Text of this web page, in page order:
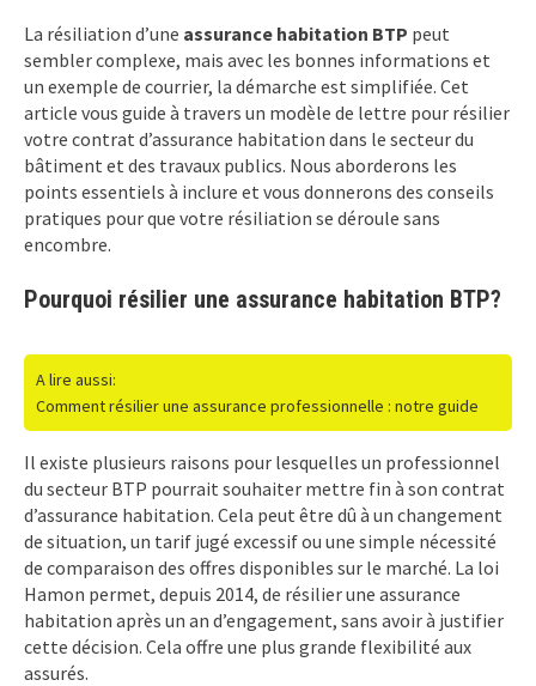
La résiliation d’une assurance habitation BTP peut
sembler complexe, mais avec les bonnes informations et
un exemple de courrier, la démarche est simplifiée. Cet
article vous guide à travers un modèle de lettre pour résilier
votre contrat d’assurance habitation dans le secteur du
bâtiment et des travaux publics. Nous aborderons les
points essentiels à inclure et vous donnerons des conseils
pratiques pour que votre résiliation se déroule sans
encombre.
Pourquoi résilier une assurance habitation BTP?
A lire aussi:
Comment résilier une assurance professionnelle : notre guide
Il existe plusieurs raisons pour lesquelles un professionnel
du secteur BTP pourrait souhaiter mettre fin à son contrat
d’assurance habitation. Cela peut être dû à un changement
de situation, un tarif jugé excessif ou une simple nécessité
de comparaison des offres disponibles sur le marché. La loi
Hamon permet, depuis 2014, de résilier une assurance
habitation après un an d’engagement, sans avoir à justifier
cette décision. Cela offre une plus grande flexibilité aux
assurés.